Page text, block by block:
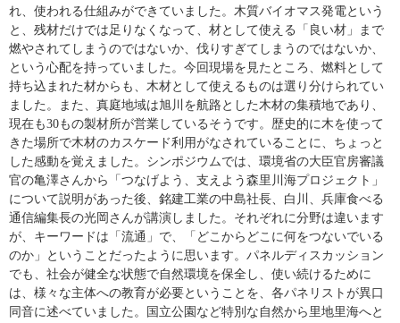
れ、使われる仕組みができていました。木質バイオマス発電という
と、残材だけでは足りなくなって、材として使える「良い材」まで
燃やされてしまうのではないか、伐りすぎてしまうのではないか、
という心配を持っていました。今回現場を見たところ、燃料として
持ち込まれた材からも、木材として使えるものは選り分けられてい
ました。また、真庭地域は旭川を航路とした木材の集積地であり、
現在も30もの製材所が営業しているそうです。歴史的に木を使って
きた場所で木材のカスケード利用がなされていることに、ちょっと
した感動を覚えました。シンポジウムでは、環境省の大臣官房審議
官の亀澤さんから「つなげよう、支えよう森里川海プロジェクト」
について説明があった後、銘建工業の中島社長、白川、兵庫食べる
通信編集長の光岡さんが講演しました。それぞれに分野は違います
が、キーワードは「流通」で、「どこからどこに何をつないでいる
のか」ということだったように思います。パネルディスカッション
でも、社会が健全な状態で自然環境を保全し、使い続けるために
は、様々な主体への教育が必要ということを、各パネリストが異口
同音に述べていました。国立公園など特別な自然から里地里海へと